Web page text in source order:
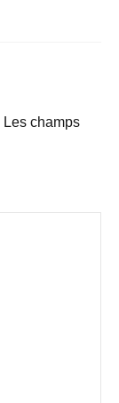
Les champs